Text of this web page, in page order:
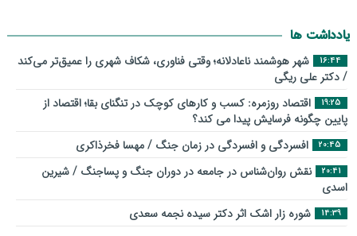
یادداشت ها
16:44
شهر هوشمند ناعادلانه؛ وقتی فناوری، شکاف شهری را عمیق‌تر می‌کند
/ دکتر علی ریگی
19:25
اقتصاد روزمره: کسب‌ و کارهای کوچک در تنگنای بقا؛ اقتصاد از
پایین چگونه فرسایش پیدا می کند؟
20:45 افسردگی و افسردگی در زمان جنگ / مهسا فخرذاکری
20:41
نقش روان‌شناس در جامعه در دوران جنگ و پساجنگ / شیرین
اسدی
14:39 شوره زار اشک اثر دکتر سیده نجمه سعدی